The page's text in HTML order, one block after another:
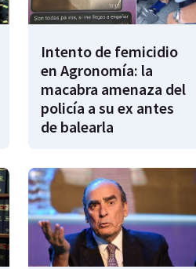
Intento de femicidio
en Agronomía: la
macabra amenaza del
policía a su ex antes
de balearla